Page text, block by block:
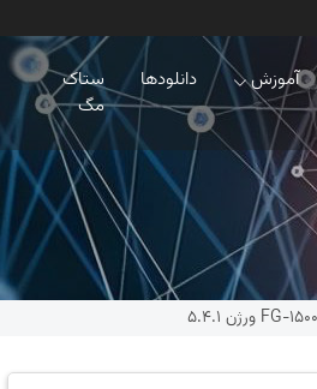
آموزش دانلودها
ستاک
مگ